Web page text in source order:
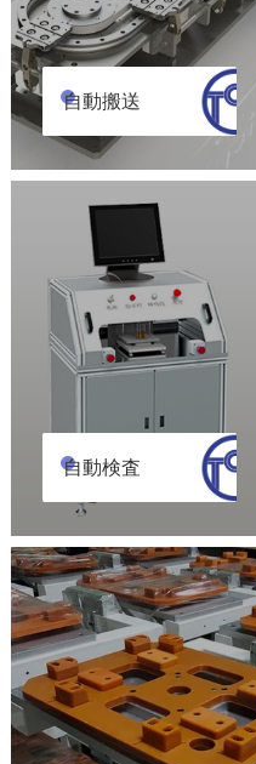
自動搬送
自動検査